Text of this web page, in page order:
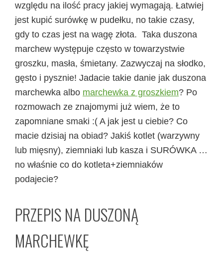
względu na ilość pracy jakiej wymagają. Łatwiej
jest kupić surówkę w pudełku, no takie czasy,
gdy to czas jest na wagę złota. Taka duszona
marchew występuje często w towarzystwie
groszku, masła, śmietany. Zazwyczaj na słodko,
gęsto i pysznie! Jadacie takie danie jak duszona
marchewka albo marchewka z groszkiem? Po
rozmowach ze znajomymi już wiem, że to
zapomniane smaki :( A jak jest u ciebie? Co
macie dzisiaj na obiad? Jakiś kotlet (warzywny
lub mięsny), ziemniaki lub kasza i SURÓWKA …
no właśnie co do kotleta+ziemniaków
podajecie?
PRZEPIS NA DUSZONĄ
MARCHEWKĘ